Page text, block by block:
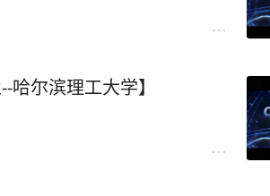
哈尔滨理工大学】